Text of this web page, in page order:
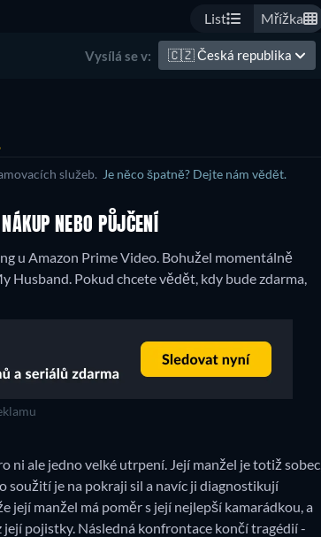
List Mřížka
Vysílá se v: 🇨🇿Česká republika
služeb. Je něco špatně? Dejte nám vědět.
NEBO PŮJČENÍ
u Amazon Prime Video. Bohužel momentálně
Pokud chcete vědět, kdy bude zdarma,
ni ale jedno velké utrpení. Její manžel je totiž sobec,
soužití je na pokraji sil a navíc ji diagnostikují
její manžel má poměr s její nejlepší kamarádkou, a
její pojistky. Následná konfrontace končí tragédií -